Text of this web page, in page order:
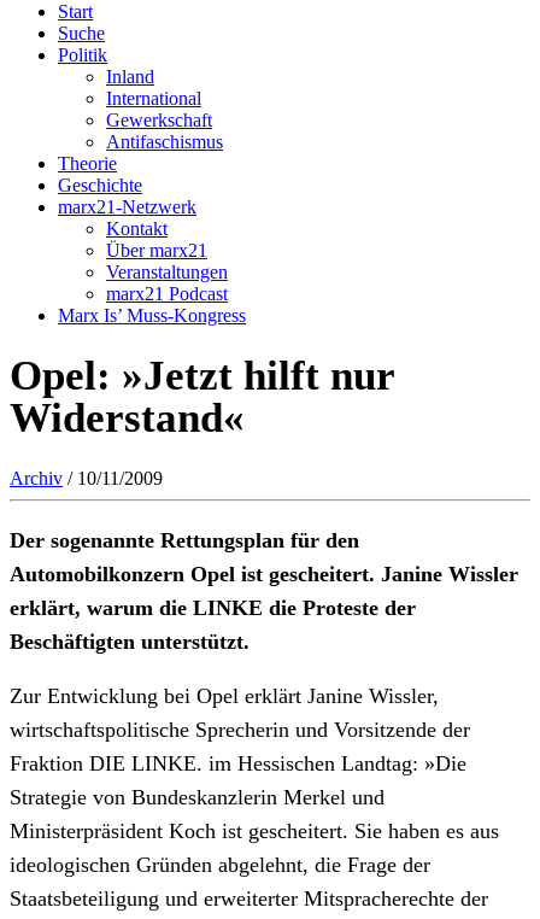
Start
Suche
Politik
Inland
International
Gewerkschaft
Antifaschismus
Theorie
Geschichte
marx21-Netzwerk
Kontakt
Über marx21
Veranstaltungen
marx21 Podcast
Marx Is’ Muss-Kongress
Opel: »Jetzt hilft nur
Widerstand«
Archiv / 10/11/2009
Der sogenannte Rettungsplan für den
Automobilkonzern Opel ist gescheitert. Janine Wissler
erklärt, warum die LINKE die Proteste der
Beschäftigten unterstützt.
Zur Entwicklung bei Opel erklärt Janine Wissler,
wirtschaftspolitische Sprecherin und Vorsitzende der
Fraktion DIE LINKE. im Hessischen Landtag: »Die
Strategie von Bundeskanzlerin Merkel und
Ministerpräsident Koch ist gescheitert. Sie haben es aus
ideologischen Gründen abgelehnt, die Frage der
Staatsbeteiligung und erweiterter Mitspracherechte der